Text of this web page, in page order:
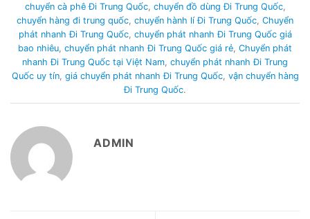
chuyển cà phê Đi Trung Quốc, chuyển đồ dùng Đi Trung Quốc,
chuyển hàng đi trung quốc chuyển hành lí Đi Trung Quốc Chuyển
phát nhanh Đi Trung Quốc, chuyển phát nhanh Đi Trung Quốc giá
bao nhiêu chuyển phát nhanh Đi Trung Quốc giá rẻ Chuyển phát
nhanh Đi Trung Quốc tại Việt Nam chuyển phát nhanh Đi Trung
Quốc uy tín, giá chuyển phát nhanh Đi Trung Quốc, vận chuyển hàng
Đi Trung Quốc.
ADMIN